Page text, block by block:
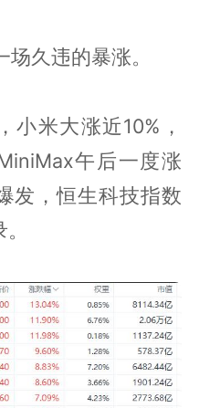
久违的暴涨。
小米大涨近10%，
午后一度涨
发，恒生科技指数